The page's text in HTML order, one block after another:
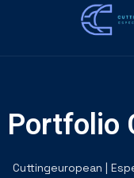
Portfolio
Cuttingeuropean |